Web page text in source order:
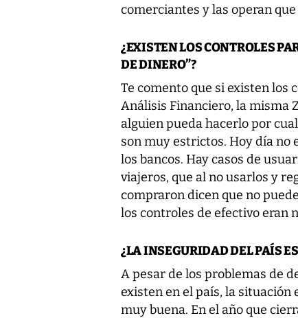
comerciantes y las operan
¿EXISTEN LOS CONTROLES
DE DINERO”?
Te comento que si existen los
Análisis Financiero, la misma
alguien pueda hacerlo por
son muy estrictos. Hoy día no
los bancos. Hay casos de
viajeros, que al no usarlos y
compraron dicen que no
los controles de efectivo eran
¿LA INSEGURIDAD DEL PAÍS
A pesar de los problemas de
existen en el país, la situación
muy buena. En el año que